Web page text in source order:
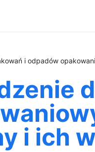
i odpadów
i ich